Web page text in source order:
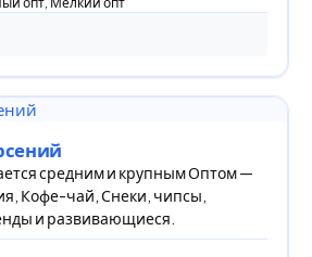
средним и крупным Оптом —
Кофе-чай, Снеки, чипсы,
и развивающиеся.